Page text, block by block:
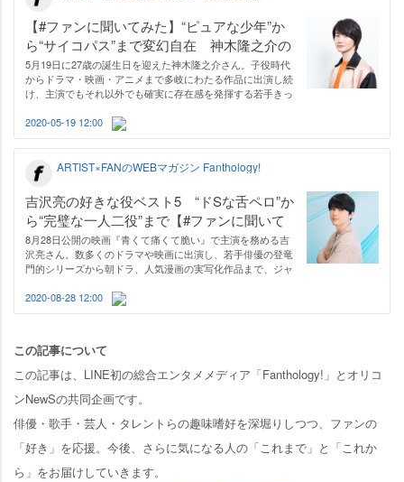
【#ファンに聞いてみた】“ピュアな少年”か
ら“サイコパス”まで変幻自在 神木隆之介の
ハマり役ドラマ＆映画ベスト5
5月19日に27歳の誕生日を迎えた神木隆之介さん。子役時代
からドラマ・映画・アニメまで多岐にわたる作品に出演し続
け、主演でもそれ以外でも確実に存在感を発揮する若手きっ
のハマり役ぶりが際立つ作品をアンケート（※）し、TOP5を
ピックアップ。ファンの方からは…
2020-05-19 12:00
ARTIST×FANのWEBマガジン Fanthology!
吉沢亮の好きな役ベスト5 “ドSな舌ペロ”か
ら“完璧な一人二役”まで【#ファンに聞いて
みた】
8月28日公開の映画『青くて痛くて脆い』で主演を務める吉
沢亮さん。数多くのドラマや映画に出演し、若手俳優の登竜
門的シリーズから朝ドラ、人気漫画の実写化作品まで、ジャ
演の「一番好きな作品」をテーマにアンケートを実施
（※）。出世作から話題の作品まで、熱…
2020-08-28 12:00
この記事について
この記事は、LINE初の総合エンタメメディア「Fanthology!」とオリコ
ンNewSの共同企画です。
俳優・歌手・芸人・タレントらの趣味嗜好を深堀りしつつ、ファンの
「好き」を応援。今後、さらに気になる人の「これまで」と「これか
ら」をお届けしていきます。